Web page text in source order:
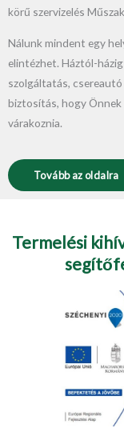
körű szervizelés
Nálunk mindent egy
elintézhet. Háztól-házig
szolgáltatás, csereautó
biztosítás, hogy Önnek
várakoznia.
Tovább az oldalra
Termelési